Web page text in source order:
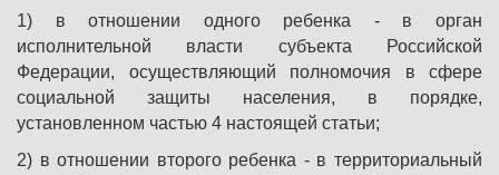
1) в отношении одного ребенка - в орган
исполнительной власти субъекта Российской
Федерации, осуществляющий полномочия в сфере
социальной защиты населения, в порядке,
установленном частью 4 настоящей статьи;
2) в отношении второго ребенка - в территориальный